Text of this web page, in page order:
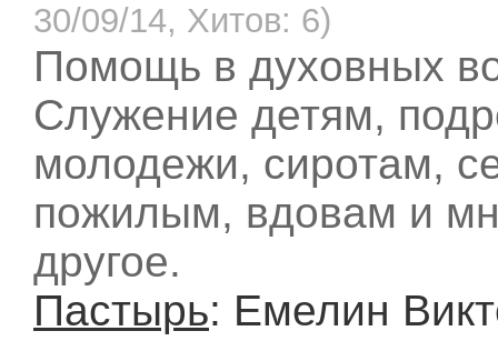
30/09/14, Хитов: 6)
Помощь в духовных
Служение детям,
молодежи, сиротам,
пожилым, вдовам и
другое.
Пастырь: Емелин